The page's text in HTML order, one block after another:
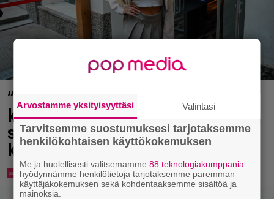
”Mitä isompi vehje, sen paremmin
kulkee” – Susanna Penttilä
suuntasi Bangbussinsa Helsingin
keskustaan
Arvostamme yksityisyyttäsi Valintasi
Tarvitsemme suostumuksesi tarjotaksemme
henkilökohtaisen käyttökokemuksen
Me ja huolellisesti valitsemamme88 teknologiakumppania
hyödynnämme henkilötietoja tarjotaksemme paremman
käyttäjäkokemuksen sekä kohdentaaksemme sisältöä ja
mainoksia.